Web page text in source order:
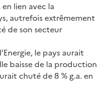
lien avec la
autrefois extrêmement
de son secteur
le pays aurait
baisse de la production
chuté de 8 % g.a. en